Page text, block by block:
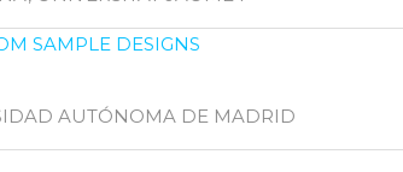
SAMPLE DESIGNS
AUTÓNOMA DE MADRID